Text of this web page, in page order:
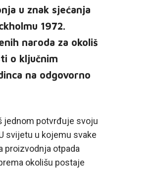
u znak sjećanja
1972.
naroda za okoliš
o ključnim
na odgovorno
jednom potvrđuje svoju
svijetu u kojemu svake
proizvodnja otpada
okolišu postaje